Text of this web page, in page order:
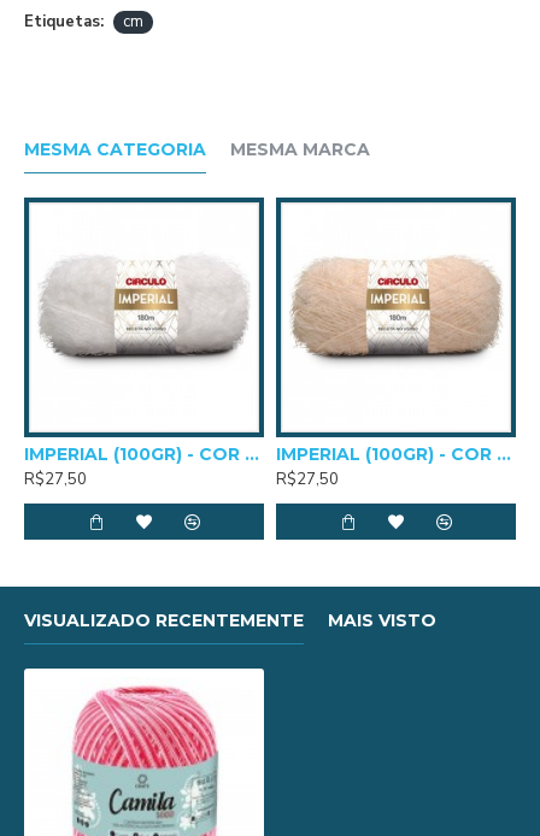
Comprimento: 1000m
Etiquetas: cm
MESMA CATEGORIA MESMA MARCA
IMPERIAL (100GR) - COR 0010
R$27,50
IMPERIAL (100GR) - COR 0205
R$27,50
VISUALIZADO RECENTEMENTE MAIS VISTO